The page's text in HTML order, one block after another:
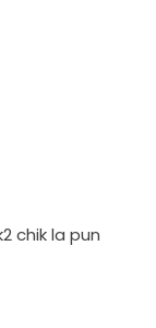
chik la pun